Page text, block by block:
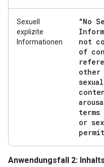
Sexuell
explizite
Informationen
"No
not
of
other
terms
or
Anwendungsfall 2: